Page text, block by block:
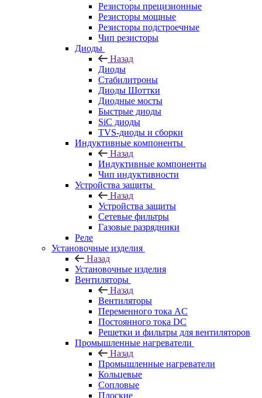
Резисторы прецизионные
Резисторы мощные
Резисторы подстроечные
Чип резисторы
Диоды
Назад
Диоды
Стабилитроны
Диоды Шоттки
Диодные мосты
Быстрые диоды
SiC диоды
TVS-диоды и сборки
Индуктивные компоненты
Назад
Индуктивные компоненты
Чип индуктивности
Устройства защиты
Назад
Устройства защиты
Сетевые фильтры
Газовые разрядники
Реле
Установочные изделия
Назад
Установочные изделия
Вентиляторы
Назад
Вентиляторы
Переменного тока AC
Постоянного тока DC
Решетки и фильтры для вентиляторов
Промышленные нагреватели
Назад
Промышленные нагреватели
Кольцевые
Сопловые
Плоские